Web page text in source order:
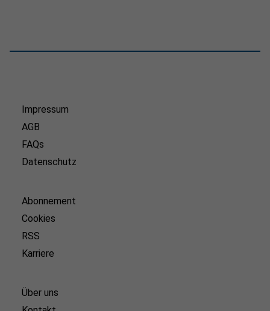
Impressum
AGB
FAQs
Datenschutz
Abonnement
Cookies
RSS
Karriere
Über uns